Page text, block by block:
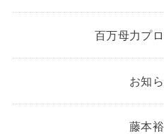
百万母力プ
お知
藤本